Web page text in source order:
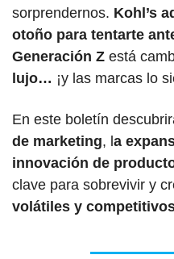
sorprendernos. Kohl’s
otoño para tentarte
Generación Z está
lujo… ¡y las marcas lo
En este boletín
de marketing, l a
innovación de
clave para sobrevivir y
volátiles y